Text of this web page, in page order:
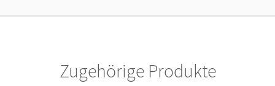
Unterrichtsmanager 90 Tage lang zu testen.
Zugehörige Produkte